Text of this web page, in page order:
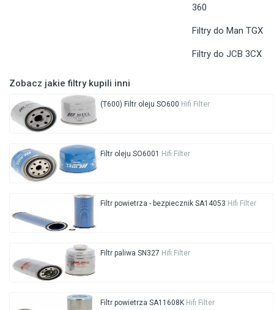
360
Filtry do Man TGX
Filtry do JCB 3CX
Zobacz jakie filtry kupili inni
(T600) Filtr oleju SO600 Hifi Filter
Filtr oleju SO6001 Hifi Filter
Filtr powietrza - bezpiecznik SA14053 Hifi Filter
Filtr paliwa SN327 Hifi Filter
Filtr powietrza SA11608K Hifi Filter